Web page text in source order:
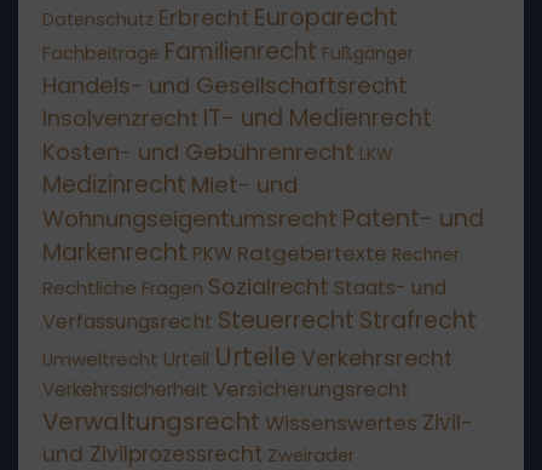
Datenschutz Erbrecht Europarecht
Fachbeiträge Familienrecht Fußgänger
Handels- und Gesellschaftsrecht
Insolvenzrecht IT- und Medienrecht
Kosten- und Gebührenrecht LKW
Medizinrecht Miet- und
Wohnungseigentumsrecht Patent- und
Markenrecht PKW Ratgebertexte Rechner
Rechtliche Fragen Sozialrecht Staats- und
Verfassungsrecht Steuerrecht Strafrecht
Umweltrecht Urteil Urteile Verkehrsrecht
Verkehrssicherheit Versicherungsrecht
Verwaltungsrecht Wissenswertes Zivil-
und Zivilprozessrecht Zweiräder